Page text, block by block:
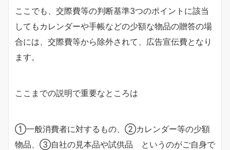
ここでも、交際費等の判断基準3つのポイントに該当
してもカレンダーや手帳などの少額な物品の贈答の場
合には、交際費等から除外されて、広告宣伝費となり
ます。
ここまでの説明で重要なところは
①一般消費者に対するもの、②カレンダー等の少額
物品、③自社の見本品や試供品 というのがご自身で